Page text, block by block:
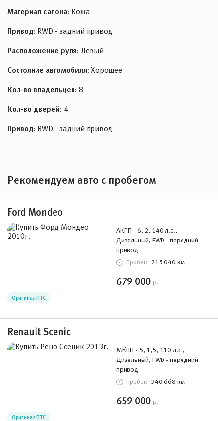
Материал салона: Кожа
Привод: RWD - задний привод
Расположение руля: Левый
Состояние автомобиля: Хорошее
Кол-во владельцев: 8
Кол-во дверей: 4
Привод: RWD - задний привод
Рекомендуем авто с пробегом
Ford Mondeo
АКПП - 6, 2, 140 л.с.,
Дизельный, FWD - передний
привод
Пробег: 215 040 км
679 000 р.
Оригинал ПТС
Renault Scenic
МКПП - 5, 1,5, 110 л.с.,
Дизельный, FWD - передний
привод
Пробег: 340 668 км
659 000 р.
Оригинал ПТС